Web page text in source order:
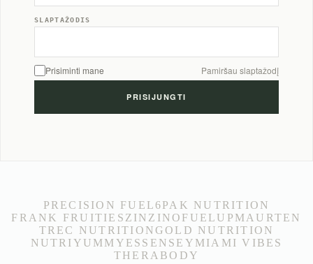
SLAPTAŽODIS
Prisiminti mane Pamiršau slaptažodį
PRECISION FUEL 6PAK NUTRITION
FRANK FRUITIES ZINZINO FUELUP MAURTEN
TREC NUTRITIONGOLD NUTRITION
NUTRIYUMMY ESSENSEY MIAMI VIBES
THERABODY